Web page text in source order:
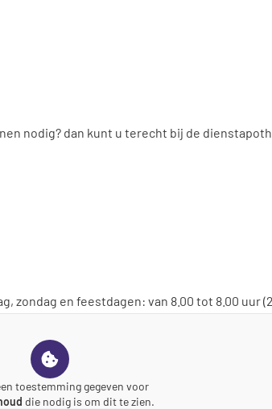
nodig? dan kunt u terecht bij de
zondag en feestdagen: van 8.00 tot 8.00 uur
toestemming gegeven voor
die nodig is om dit te zien.